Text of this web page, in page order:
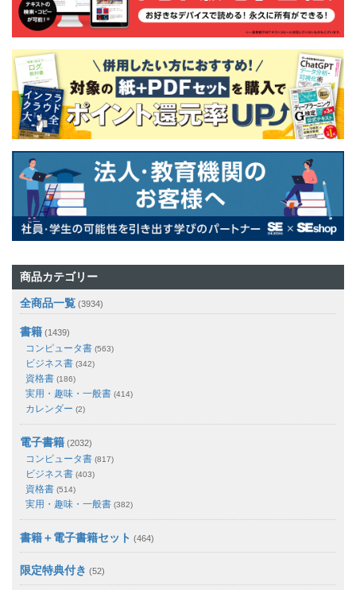
商品カテゴリー
全商品一覧 (3934)
書籍 (1439)
コンピュータ書 (563)
ビジネス書 (342)
資格書 (186)
実用・趣味・一般書 (414)
カレンダー (2)
電子書籍 (2032)
コンピュータ書 (817)
ビジネス書 (403)
資格書 (514)
実用・趣味・一般書 (382)
書籍＋電子書籍セット (464)
限定特典付き (52)